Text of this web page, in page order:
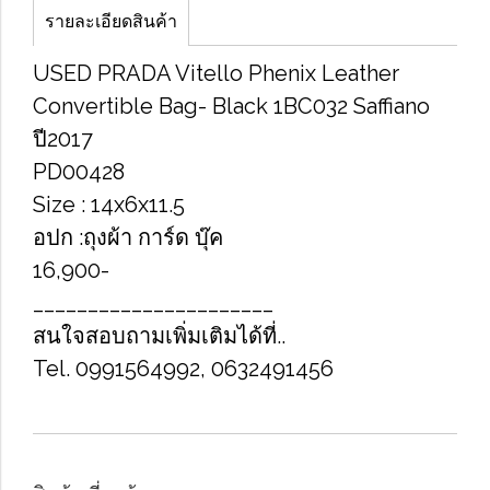
รายละเอียดสินค้า
U​SED PRADA Vitello Phenix Leather
Convertible Bag- Black 1BC032 Saffiano
ปี2017
PD00428
Size​ : 14x6x11.5
อปก​ :ถุงผ้า การ์ด​ บุ๊ค
16,900-
สนใจสอบถามเพิ่มเติมได้ที่..
Tel. 0991564992, 0632491456